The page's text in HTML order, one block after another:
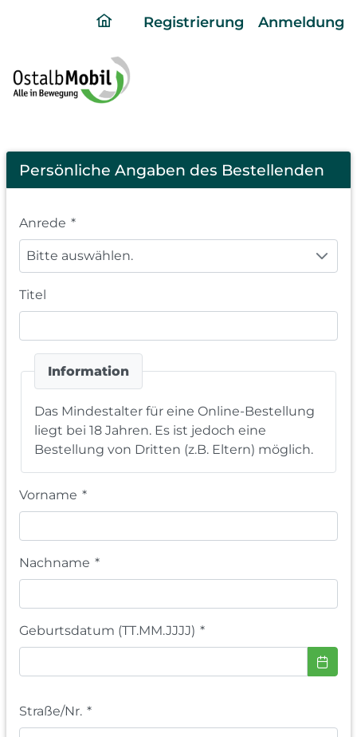
ding
page
Registrierung Anmeldung
Registration
Persönliche Angaben des Bestellenden
Anrede *
Bitte auswählen.
Titel
Information
Das Mindestalter für eine Online-Bestellung
liegt bei 18 Jahren. Es ist jedoch eine
Bestellung von Dritten (z.B. Eltern) möglich.
Vorname *
Nachname *
Geburtsdatum (TT.MM.JJJJ) *
Straße/Nr. *